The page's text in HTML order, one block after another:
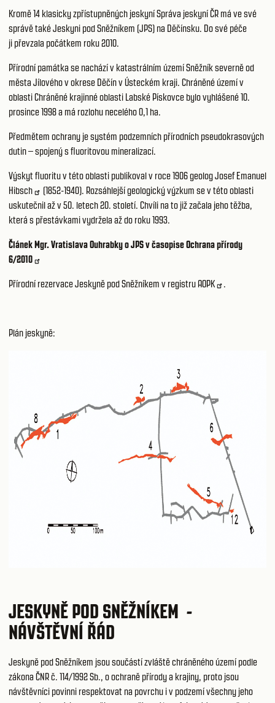
Kromě 14 klasicky zpřístupněných jeskyní Správa jeskyní ČR má ve své
správě také Jeskyni pod Sněžníkem (JPS) na Děčínsku. Do své péče
ji převzala počátkem roku 2010.
Přírodní památka se nachází v katastrálním území Sněžník severně od
města Jílového v okrese Děčín v Ústeckém kraji. Chráněné území v
oblasti Chráněné krajinné oblasti Labské Pískovce bylo vyhlášené 10.
prosince 1998 a má rozlohu necelého 0,1 ha.
Předmětem ochrany je systém podzemních přírodních pseudokrasových
dutin – spojený s fluoritovou mineralizací.
Výskyt fluoritu v této oblasti publikoval v roce 1906 geologJosef Emanuel
Hibsch
(1852-1940). Rozsáhlejší geologický výzkum se v této oblasti
uskutečnil až v 50. letech 20. století. Chvíli na to již začala jeho těžba,
která s přestávkami vydržela až do roku 1993.
Článek Mgr. Vratislava Ouhrabky o JPS v časopise Ochrana přírody
6/2010
Přírodní rezervace Jeskyně pod Sněžníkem v registru AOPK .
Plán jeskyně:
JESKYNĚ POD SNĚŽNÍKEM -
NÁVŠTĚVNÍ ŘÁD
Jeskyně pod Sněžníkem jsou součástí zvláště chráněného území podle
zákona ČNR č. 114/1992 Sb., o ochraně přírody a krajiny, proto jsou
návštěvníci povinni respektovat na povrchu i v podzemí všechny jeho